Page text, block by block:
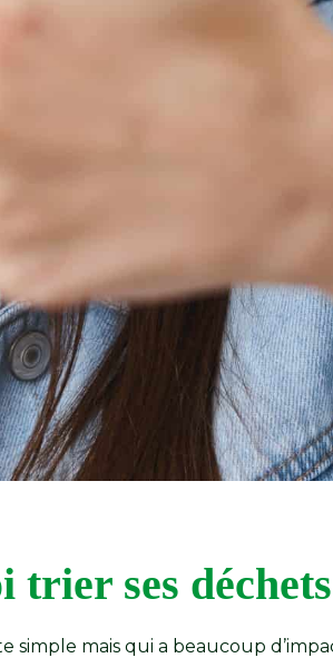
trier ses
simple mais qui a beaucoup